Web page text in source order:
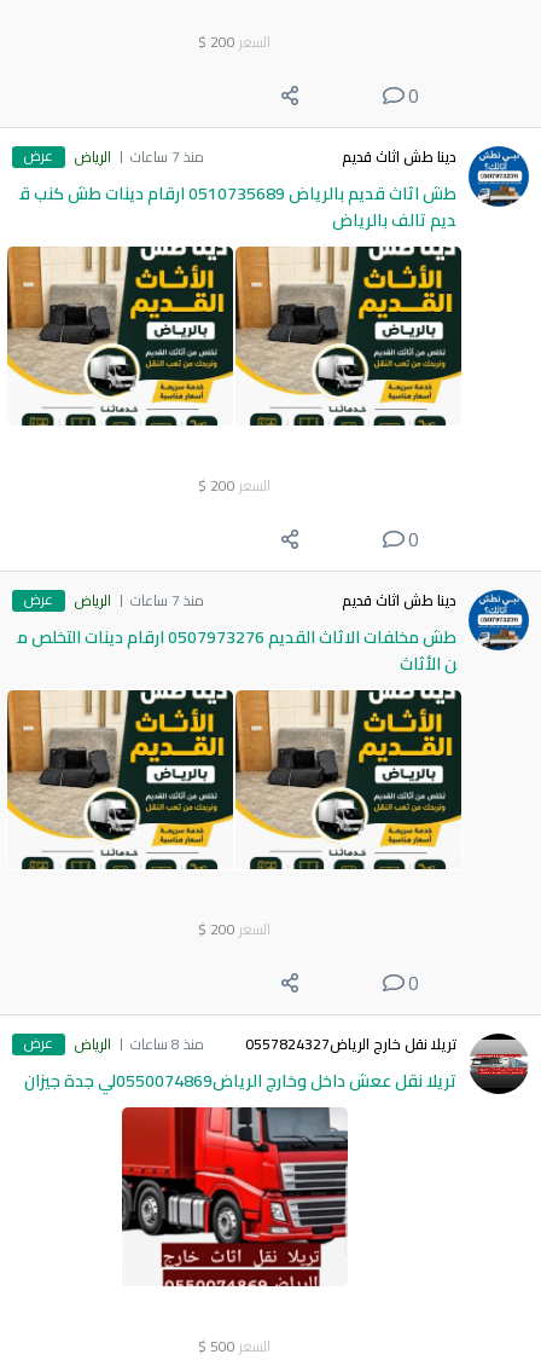
السعر 200
$
0
دينا طش اثاث قديم منذ 7 ساعات الرياض عرض
طش اثاث قديم بالرياض 0510735689 ارقام دينات طش كنب ق
ديم تالف بالرياض
السعر 200
$
0
دينا طش اثاث قديم منذ 7 ساعات الرياض عرض
طش مخلفات الاثاث القديم 0507973276 ارقام دينات التخلص م
ن الأثاث
السعر 200
$
0
تريلا نقل خارج الرياض0557824327 منذ 8 ساعات الرياض عرض
تريلا نقل ععش داخل وخارج الرياض0550074869لي جدة جيزان
السعر 500
$